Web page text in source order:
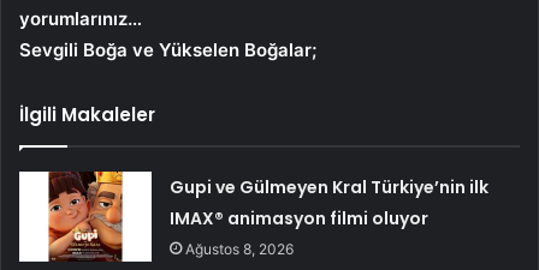
yorumlarınız…
Sevgili Boğa ve Yükselen Boğalar;
İlgili Makaleler
Gupi ve Gülmeyen Kral Türkiye’nin ilk
IMAX® animasyon filmi oluyor
Ağustos 8, 2026